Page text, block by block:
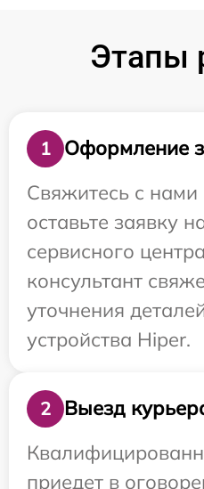
Этапы
1
Оформление
Свяжитесь с
оставьте заявку
сервисного
консультант
уточнения
устройства Hiper.
2
Выезд
приедет в